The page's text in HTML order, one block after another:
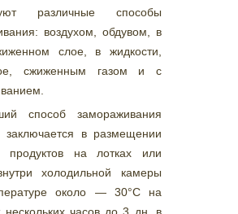
различные способы
воздухом, обдувом, в
слое, в жидкости,
сжиженным газом и с
способ замораживания
заключается в размещении
продуктов на лотках или
холодильной камеры
около — 30°С на